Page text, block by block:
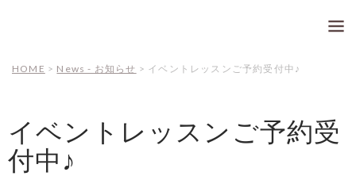
高松市のヨガ＆ピラテ
ー
ン
ツ
へ
HOME > News - お知らせ > イベントレッスンご予約受付中♪
イベントレッスンご予約受
付中♪